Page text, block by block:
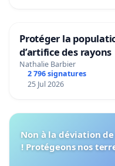
Protéger la
d’artifice des rayons
Nathalie Barbier
2 796 signatures
25 Jul 2026
Non à la déviation
! Protégeons nos